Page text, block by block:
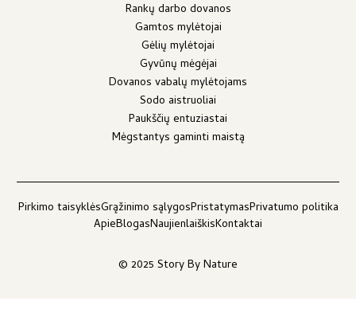
Rankų darbo dovanos
Gamtos mylėtojai
Gėlių mylėtojai
Gyvūnų mėgėjai
Dovanos vabalų mylėtojams
Sodo aistruoliai
Paukščių entuziastai
Mėgstantys gaminti maistą
© 2025 Story By Nature
Pirkimo taisyklėsGrąžinimo sąlygosPristatymasPrivatumo politika
ApieBlogasNaujienlaiškisKontaktai